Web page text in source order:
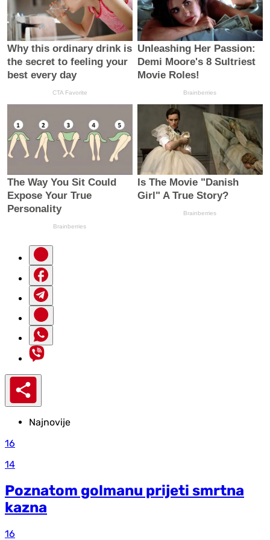
Najnovije
16
14
Poznatom golmanu prijeti smrtna
kazna
16